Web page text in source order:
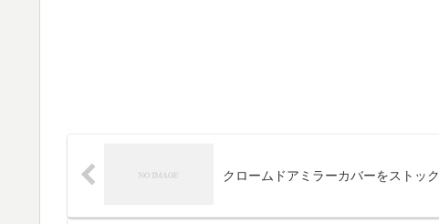
クロームドアミラーカバーをストック